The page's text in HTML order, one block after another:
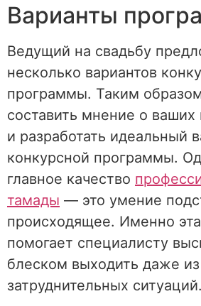
Варианты
Ведущий на свадьбу
несколько вариантов
программы. Таким
составить мнение о ваших
и разработать идеальный
конкурсной программы.
главное качество
тамады — это умение
происходящее. Именно
помогает специалисту
блеском выходить даже
затруднительных ситуаций.